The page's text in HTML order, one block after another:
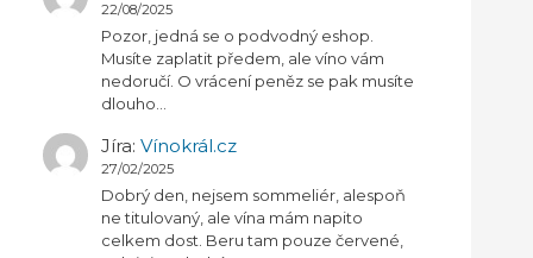
22/08/2025
Pozor, jedná se o podvodný eshop.
Musíte zaplatit předem, ale víno vám
nedoručí. O vrácení peněz se pak musíte
dlouho…
Jíra: Vínokrál.cz
27/02/2025
Dobrý den, nejsem sommeliér, alespoň
ne titulovaný, ale vína mám napito
celkem dost. Beru tam pouze červené,